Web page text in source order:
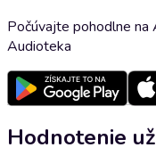
Počúvajte pohodlne na
Audioteka
Hodnotenie